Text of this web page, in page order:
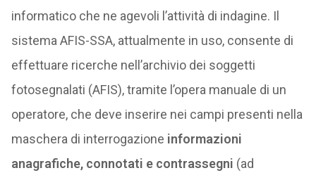
informatico che ne agevoli l’attività di indagine. Il
sistema AFIS-SSA, attualmente in uso, consente di
effettuare ricerche nell’archivio dei soggetti
fotosegnalati (AFIS), tramite l’opera manuale di un
operatore, che deve inserire nei campi presenti nella
maschera di interrogazione informazioni
anagrafiche, connotati e contrassegni (ad